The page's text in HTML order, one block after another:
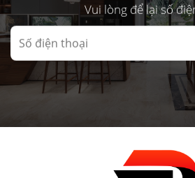
Vui lòng để lại số